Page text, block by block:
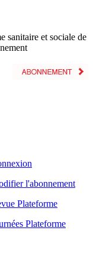
sanitaire et sociale de
l'abonnement
Plateforme
Plateforme